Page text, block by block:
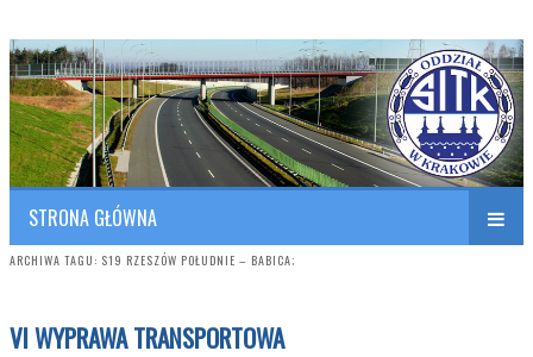
SITK RP Oddział w KRAKOWIE
Polish Association of Engineers & Technicians of Transportation
STRONA GŁÓWNA
ARCHIWA TAGU: S19 RZESZÓW POŁUDNIE – BABICA;
VI WYPRAWA TRANSPORTOWA